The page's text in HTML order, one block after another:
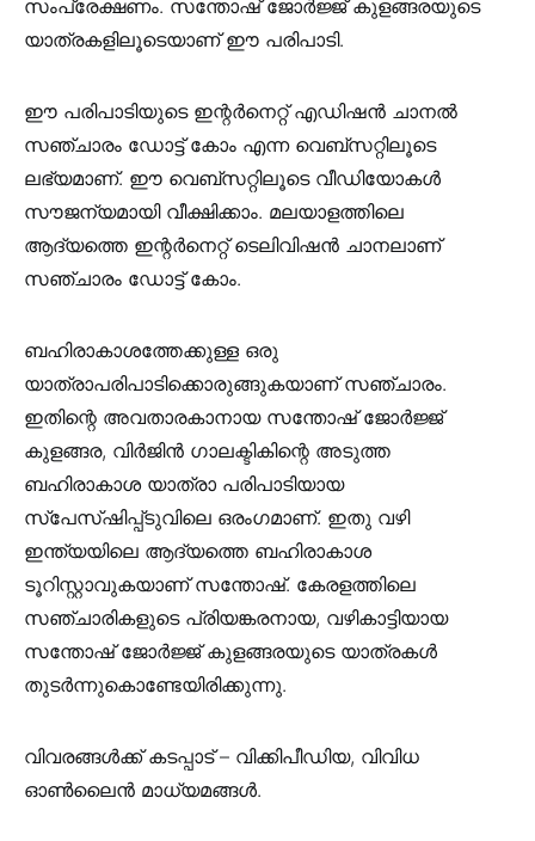
സംപ്രേക്ഷണം. സന്തോഷ് ജോർജ്ജ് കുളങ്ങരയുടെ
യാത്രകളിലൂടെയാണ്‌ ഈ പരിപാടി.
ഈ പരിപാടിയുടെ ഇന്റർനെറ്റ് എഡിഷൻ ചാനൽ
സഞ്ചാരം ഡോട്ട് കോം എന്ന വെബ്‌സറ്റിലൂടെ
ലഭ്യമാണ്‌. ഈ വെബ്‌സറ്റിലൂടെ വീഡിയോകൾ
സൗജന്യമായി വീക്ഷിക്കാം. മലയാളത്തിലെ
ആദ്യത്തെ ഇന്റർനെറ്റ് ടെലിവിഷൻ ചാനലാണ്‌
സഞ്ചാരം ഡോട്ട് കോം.
ബഹിരാകാശത്തേക്കുള്ള ഒരു
യാത്രാപരിപാടിക്കൊരുങ്ങുകയാണ്‌ സഞ്ചാരം.
ഇതിന്റെ അവതാരകാനായ സന്തോഷ് ജോർജ്ജ്
കുളങ്ങര, വിർജിൻ ഗാലക്ടികിന്റെ അടുത്ത
ബഹിരാകാശ യാത്രാ പരിപാടിയായ
സ്പേസ്‌ഷിപ്പ്‌ടുവിലെ ഒരംഗമാണ്‌. ഇതു വഴി
ഇന്ത്യയിലെ ആദ്യത്തെ ബഹിരാകാശ
ടൂറിസ്റ്റാവുകയാണ്‌ സന്തോഷ്. കേരളത്തിലെ
സഞ്ചാരികളുടെ പ്രിയങ്കരനായ, വഴികാട്ടിയായ
സന്തോഷ് ജോർജ്ജ് കുളങ്ങരയുടെ യാത്രകൾ
തുടർന്നുകൊണ്ടേയിരിക്കുന്നു.
വിവരങ്ങൾക്ക് കടപ്പാട് – വിക്കിപീഡിയ, വിവിധ
ഓൺലൈൻ മാധ്യമങ്ങൾ.